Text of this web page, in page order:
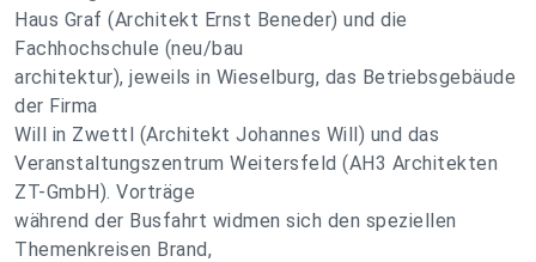
Haus Graf (Architekt Ernst Beneder) und die
Fachhochschule (neu/bau
architektur), jeweils in Wieselburg, das Betriebsgebäude
der Firma
Will in Zwettl (Architekt Johannes Will) und das
Veranstaltungszentrum Weitersfeld (AH3 Architekten
ZT-GmbH). Vorträge
während der Busfahrt widmen sich den speziellen
Themenkreisen Brand,